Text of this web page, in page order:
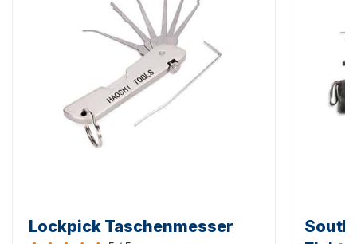
Lockpick Taschenmesser